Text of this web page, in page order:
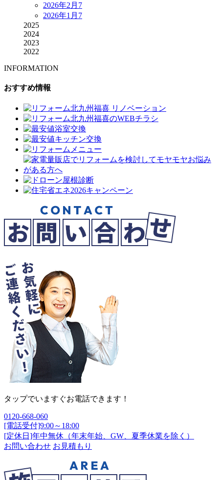
2026年2月 7
2026年1月 7
2025
2024
2023
2022
INFORMATION
おすすめ情報
タップでいますぐお電話できます！
0120-668-060
[電話受付]9:00～18:00
[定休日]年中無休（年末年始、GW、夏季休業を除く）
お問い合わせ お見積もり